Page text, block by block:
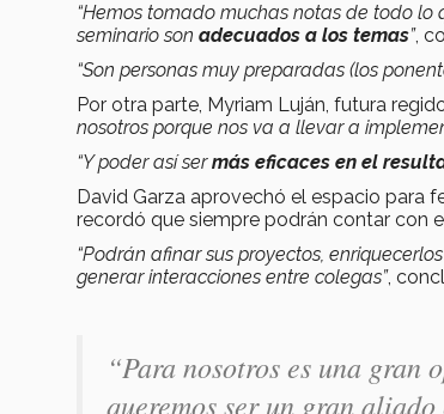
“Hemos tomado muchas notas de todo lo
seminario son adecuados a los temas”,
“Son personas muy preparadas (los
Por otra parte, Myriam Luján, futura
nosotros porque nos va a llevar a
“Y poder así sermás eficaces en el
David Garza aprovechó el espacio para
recordó que siempre podrán contar con
“Podrán afinar sus proyectos,
generar interacciones entre colegas”,
“Para nosotros es una
queremos ser un gran